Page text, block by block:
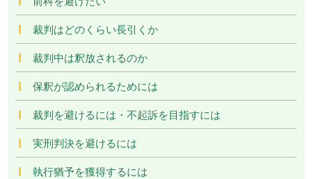
裁判はどのくらい長引くか
裁判中は釈放されるのか
保釈が認められるためには
裁判を避けるには・不起訴を目指すには
実刑判決を避けるには
執行猶予を獲得するには